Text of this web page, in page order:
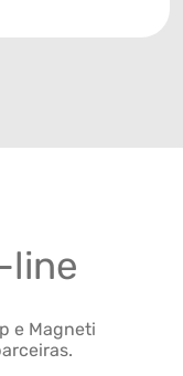
line
e Magneti